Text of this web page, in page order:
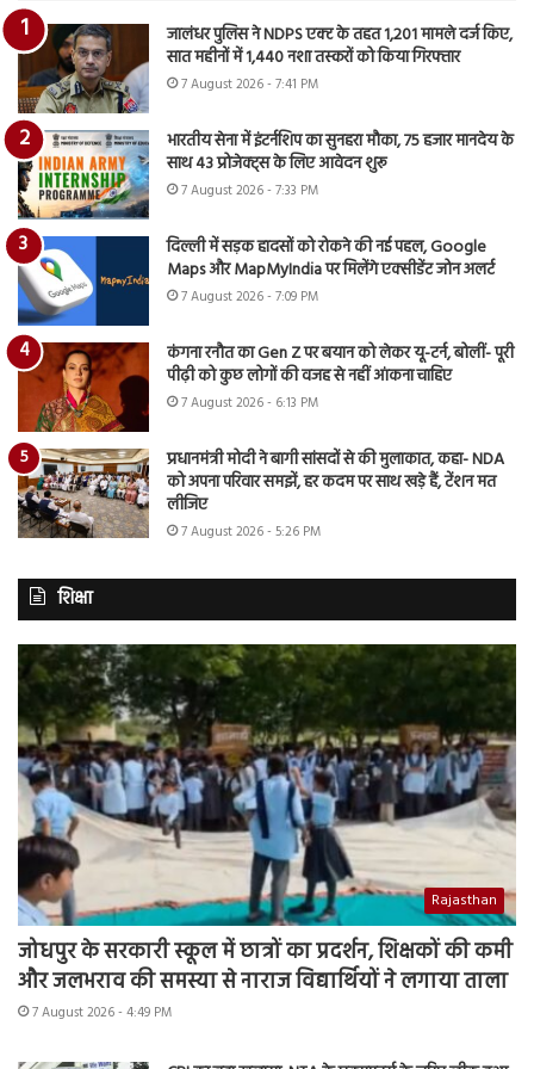
जालंधर पुलिस ने NDPS एक्ट के तहत 1,201 मामले दर्ज किए,
सात महीनों में 1,440 नशा तस्करों को किया गिरफ्तार
7 August 2026 - 7:41 PM
भारतीय सेना में इंटर्नशिप का सुनहरा मौका, 75 हजार मानदेय के
साथ 43 प्रोजेक्ट्स के लिए आवेदन शुरू
7 August 2026 - 7:33 PM
दिल्ली में सड़क हादसों को रोकने की नई पहल, Google
Maps और MapMyIndia पर मिलेंगे एक्सीडेंट जोन अलर्ट
7 August 2026 - 7:09 PM
कंगना रनौत का Gen Z पर बयान को लेकर यू-टर्न, बोलीं- पूरी
पीढ़ी को कुछ लोगों की वजह से नहीं आंकना चाहिए
7 August 2026 - 6:13 PM
प्रधानमंत्री मोदी ने बागी सांसदों से की मुलाकात, कहा- NDA
को अपना परिवार समझें, हर कदम पर साथ खड़े हैं, टेंशन मत
लीजिए
7 August 2026 - 5:26 PM
शिक्षा
Rajasthan
जोधपुर के सरकारी स्कूल में छात्रों का प्रदर्शन, शिक्षकों की कमी
और जलभराव की समस्या से नाराज विद्यार्थियों ने लगाया ताला
7 August 2026 - 4:49 PM